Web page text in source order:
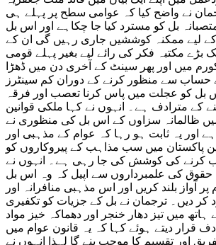
نے واضح کیا کہ عوامی سطح پر پہلے ہی
بل کو مسترد کیا جا چکاہے اور اس بل
کے لیے ممکنہ کوششیں جاری رہیں گی ان کے
بڑے مکتبہ فکر کی رائے لیے بغیر پہلے قومی
میں اور پھر سینٹ کے آخری دن میں ڈھڑا
حساب سے منظور کرنے کے دوران کم سینٹرز
کو عجلت میں پاس کرنا تعصب اور فرقہ
کے مترادف ہے۔ انہوں نے کہا ملکی قوانین
ظالمانہ سزاوں کے اس بل کی منظوری نے
اور یہ ثابت ہو رہا کہ عوام کے مذہبی اور
پاکستان میں سب مذاہب کے پیروکاروں کو
کرنے کی کوشش کی جا رہی ہے۔ انہوں نے
حقوق کی علمبرداروں سے اپیل کہ وہ اس بل
آواز بلند کریں اور اس مذہبی منافرانہ اور
کر دیں۔ ترجمان نے بل کے جزیات کو تکفیری
ہاتھ میں تیز دھار خنجر اور دھماکہ خیز مواد
قرار دیتے ہوئے کہا کہ یہ قانون عوام میں
اور تقسیم کا موجب بنے گا لہذا انہوں نے